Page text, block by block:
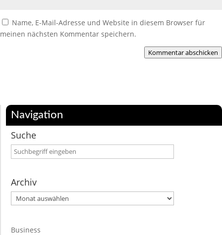
Name, E-Mail-Adresse und Website in diesem Browser für
meinen nächsten Kommentar speichern.
Kommentar abschicken
Navigation
Suche
Archiv
Archiv
Business